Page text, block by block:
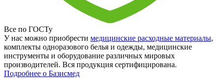
Все по ГОСТу
У нас можно приобрести медицинские расходные материалы,
комплекты одноразового белья и одежды, медицинские
инструменты и оборудование различных мировых
производителей. Вся продукция сертифицирована.
Подробнее о Базисмед